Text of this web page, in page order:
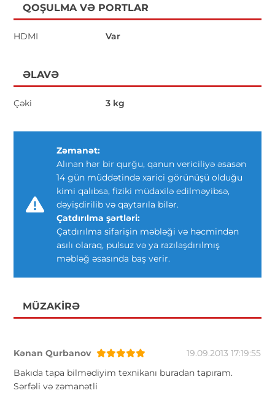
QOŞULMA VƏ PORTLAR
HDMI Var
ƏLAVƏ
Çəki 3 kg
Zəmanət:
Alınan hər bir qurğu, qanun vericiliyə əsasən
14 gün müddətində xarici görünüşü olduğu
kimi qalıbsa, fiziki müdaxilə edilməyibsə,
dəyişdirilib və qaytarıla bilər.
Çatdırılma şərtləri:
Çatdırılma sifarişin məbləği və həcmindən
asılı olaraq, pulsuz və ya razılaşdırılmış
məbləğ əsasında baş verir.
MÜZAKIRƏ
Kənan Qurbanov
19.09.2013 17:19:55
Bakıda tapa bilmədiyim texnikanı buradan tapıram.
Sərfəli və zəmanətli